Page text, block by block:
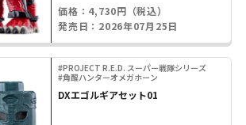
価格：4,730円（税込）
発売日：2026年07月25日
#PROJECT R.E.D. スーパー戦隊シリーズ
#角醒ハンターオメガホーン
DXエゴルギアセット01